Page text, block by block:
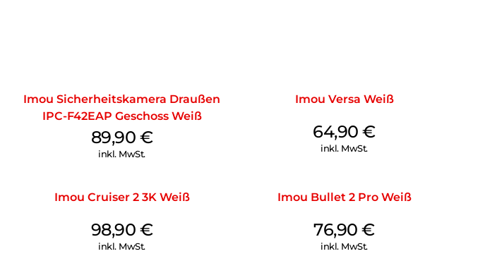
Imou Sicherheitskamera Draußen
IPC-F42EAP Geschoss Weiß
89,90 €
inkl. MwSt.
Imou Versa Weiß
64,90€
inkl. MwSt.
Imou Cruiser 2 3K Weiß
98,90 €
inkl. MwSt.
Imou Bullet 2 Pro Weiß
76,90€
inkl. MwSt.